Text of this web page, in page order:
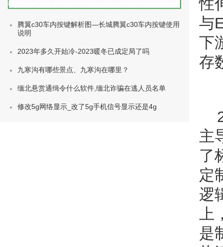
性
与
下
存
主
了
定
逻
上
是
种类)
腾翼c30车内按键解析图—长城腾翼c30车内按键使用
说明
2023年多久开始冷-2023暖冬已成定局了吗
九寒沟有哪些景点、九寒沟在哪里？
缅北悬赏通缉令什么软件,缅北诈骗在逃人员名单
修改5g网络显示_改了5g手机信号显示还是4g